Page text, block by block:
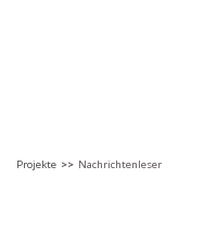
Projekte >> Nachrichtenleser